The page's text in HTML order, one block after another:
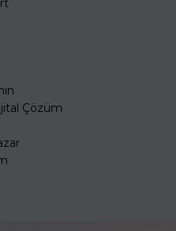
Çözüm